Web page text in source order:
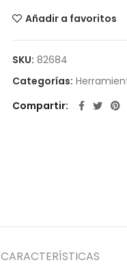
Añadir a favoritos
SKU: 82684
Categorías:
Compartir
CARACTERÍSTICAS